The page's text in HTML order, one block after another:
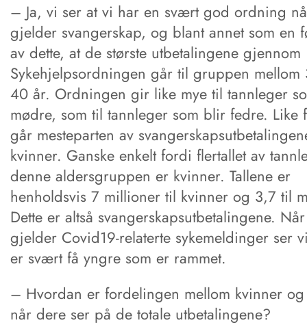
– Ja, vi ser at vi har en svært god ordning
gjelder svangerskap, og blant annet som en
av dette, at de største utbetalingene gjennom
Sykehjelpsordningen går til gruppen
40 år. Ordningen gir like mye til tannleger
mødre, som til tannleger som blir fedre. Like
går mesteparten av
kvinner. Ganske enkelt fordi flertallet av
denne aldersgruppen er kvinner. Tallene er
henholdsvis 7 millioner til kvinner og 3,7 til
Dette er altså svangerskapsutbetalingene.
gjelder Covid19-relaterte sykemeldinger ser
er svært få yngre som er rammet.
– Hvordan er fordelingen mellom kvinner
når dere ser på de totale utbetalingene?